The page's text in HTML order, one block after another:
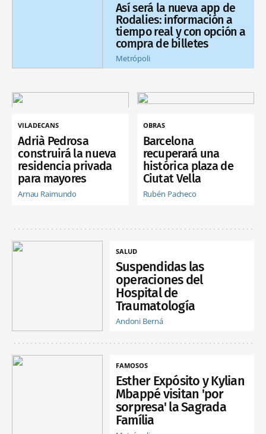
Así será la nueva app de
Rodalies: información a
tiempo real y con opción a
compra de billetes
Metrópoli
VILADECANS
Adrià Pedrosa
construirá la nueva
residencia privada
para mayores
Arnau Raimundo
OBRAS
Barcelona
recuperará una
histórica plaza de
Ciutat Vella
Rubén Pacheco
SALUD
Suspendidas las
operaciones del
Hospital de
Traumatología
Andoni Berná
FAMOSOS
Esther Expósito y Kylian
Mbappé visitan 'por
sorpresa' la Sagrada
Família